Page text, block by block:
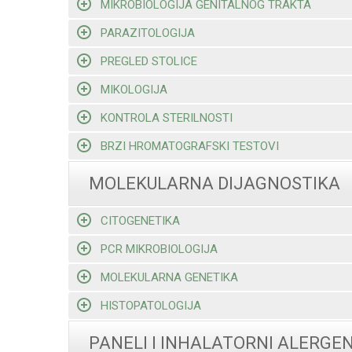
MIKROBIOLOGIJA GENITALNOG TRAKTA
PARAZITOLOGIJA
PREGLED STOLICE
MIKOLOGIJA
KONTROLA STERILNOSTI
BRZI HROMATOGRAFSKI TESTOVI
MOLEKULARNA DIJAGNOSTIKA
CITOGENETIKA
PCR MIKROBIOLOGIJA
MOLEKULARNA GENETIKA
HISTOPATOLOGIJA
PANELI I INHALATORNI